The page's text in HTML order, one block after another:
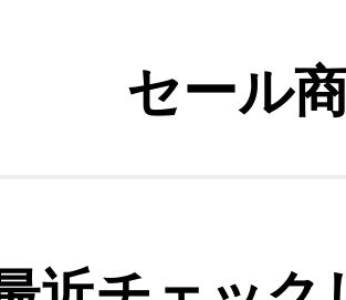
セール